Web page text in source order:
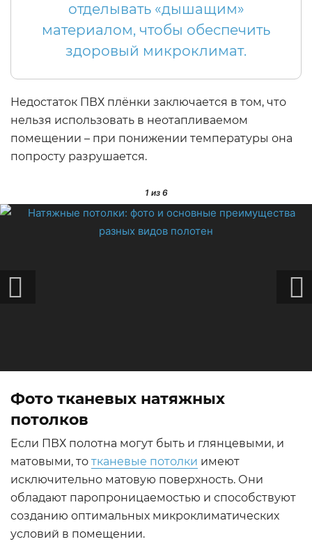
отделывать «дышащим»
материалом, чтобы обеспечить
здоровый микроклимат.
Недостаток ПВХ плёнки заключается в том, что
нельзя использовать в неотапливаемом
помещении – при понижении температуры она
попросту разрушается.
1из 6
Фото тканевых натяжных
потолков
Если ПВХ полотна могут быть и глянцевыми, и
матовыми, то тканевые потолки имеют
исключительно матовую поверхность. Они
обладают паропроницаемостью и способствуют
созданию оптимальных микроклиматических
условий в помещении.